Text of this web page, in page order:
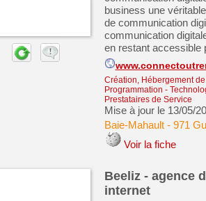
business une
de communication
communication
en restant accessible
Création, Hébergement
Programmation -
Prestataires de Service
Mise à jour le 13/05/
Baie-Mahault- 971
Voir la fiche
Beeliz - agence
internet